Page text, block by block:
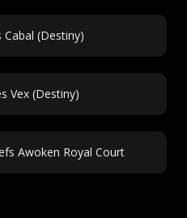
Cabal (Destiny)
Vex (Destiny)
Awoken Royal Court